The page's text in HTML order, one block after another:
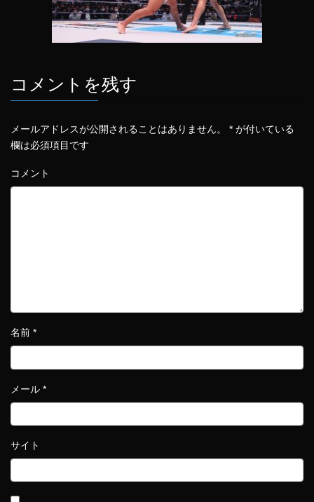
コメントを残す
メールアドレスが公開されることはありません。 * が付いている
欄は必須項目です
コメント
名前 *
メール *
サイト